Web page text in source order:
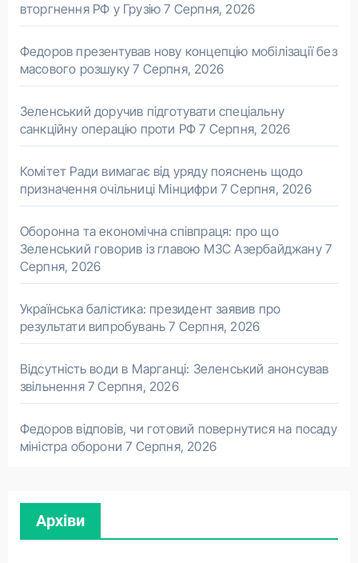
вторгнення РФ у Грузію 7 Серпня, 2026
Федоров презентував нову концепцію мобілізації без
масового розшуку 7 Серпня, 2026
Зеленський доручив підготувати спеціальну
санкційну операцію проти РФ 7 Серпня, 2026
Комітет Ради вимагає від уряду пояснень щодо
призначення очільниці Мінцифри 7 Серпня, 2026
Оборонна та економічна співпраця: про що
Зеленський говорив із главою МЗС Азербайджану 7
Серпня, 2026
Українська балістика: президент заявив про
результати випробувань 7 Серпня, 2026
Відсутність води в Марганці: Зеленський анонсував
звільнення 7 Серпня, 2026
Федоров відповів, чи готовий повернутися на посаду
міністра оборони 7 Серпня, 2026
Архіви